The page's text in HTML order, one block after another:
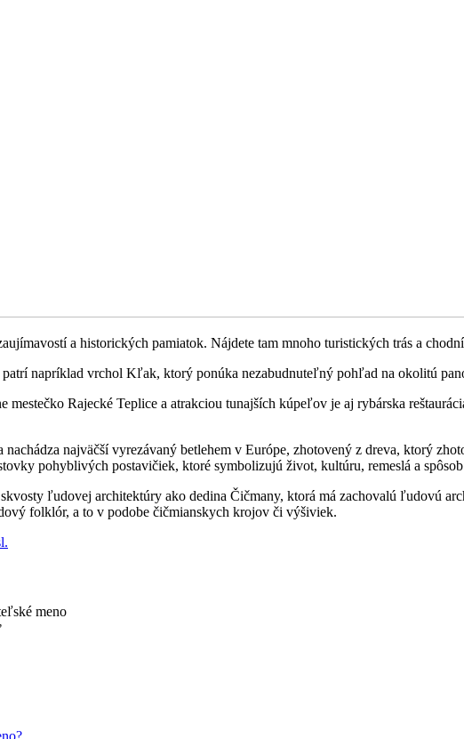
a historických pamiatok. Nájdete tam mnoho turistických trás a
napríklad vrchol Kľak, ktorý ponúka nezabudnuteľný pohľad na okolitú
mestečko Rajecké Teplice a atrakciou tunajších kúpeľov je aj rybárska
najväčší vyrezávaný betlehem v Európe, zhotovený z dreva, ktorý
pohyblivých postavičiek, ktoré symbolizujú život, kultúru, remeslá a
ľudovej architektúry ako dedina Čičmany, ktorá má zachovalú ľudovú
folklór, a to v podobe čičmianskych krojov či výšiviek.
meno